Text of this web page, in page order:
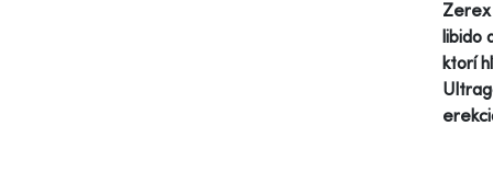
Zerex
libido
ktorí